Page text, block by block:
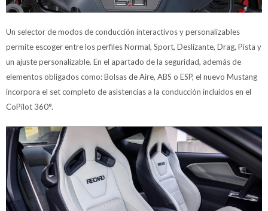
Un selector de modos de conducción interactivos y personalizables
permite escoger entre los perfiles Normal, Sport, Deslizante, Drag, Pista y
un ajuste personalizable. En el apartado de la seguridad, además de
elementos obligados como: Bolsas de Aire, ABS o ESP, el nuevo Mustang
incorpora el set completo de asistencias a la conducción incluidos en el
CoPilot 360°.